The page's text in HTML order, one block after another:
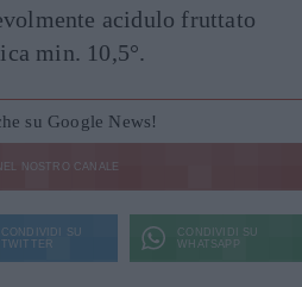
acidulo fruttato
min. 10,5°.
su Google News!
NOSTRO CANALE
CONDIVIDI SU
TWITTER
CONDIVIDI SU
WHATSAPP